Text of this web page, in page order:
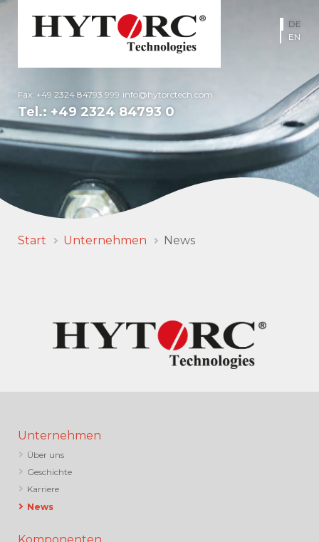
Fax: +49 2324 84793 999 info@hytorctech.com
Tel.: +49 2324 84793 0
DE
EN
Start Unternehmen News
Unternehmen
Über uns
Geschichte
Karriere
News
Komponenten